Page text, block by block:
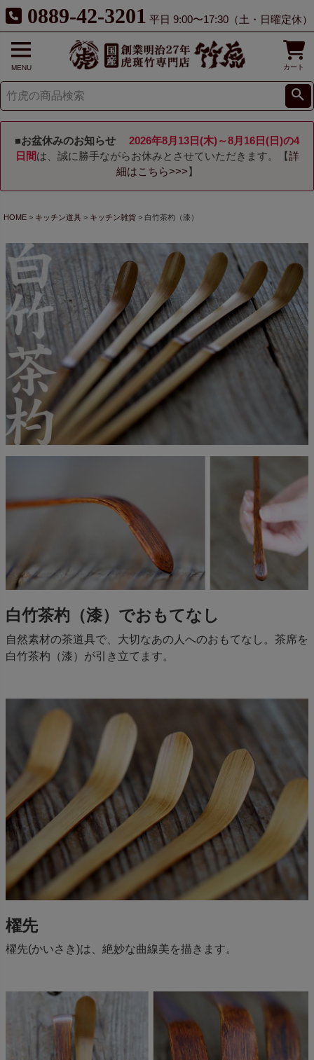
0889-42-3201 平日 9:00〜17:30（土・日曜定休）
MENU カート
■お盆休みのお知らせ
2026年8月13日(木)～8月16日(日)の4
日間は、誠に勝手ながらお休みとさせていただきます。【詳
細はこちら>>> 】
HOME キッチン道具 キッチン雑貨 白竹茶杓（漆）
白竹茶杓（漆）でおもてなし
自然素材の茶道具で、大切なあの人へのおもてなし。茶席を
白竹茶杓（漆）が引き立てます。
櫂先
櫂先(かいさき)は、絶妙な曲線美を描きます。